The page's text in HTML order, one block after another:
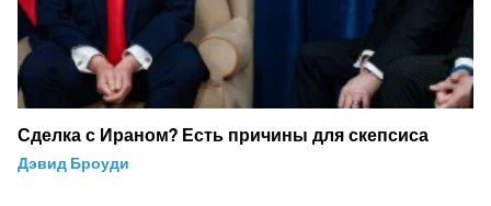
Сделка с Ираном? Есть причины для скепсиса
Дэвид Броуди